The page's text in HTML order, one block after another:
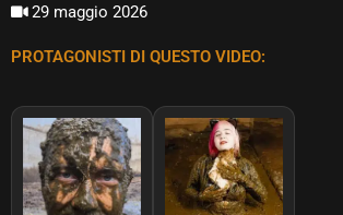
29 maggio 2026
PROTAGONISTI DI QUESTO VIDEO: